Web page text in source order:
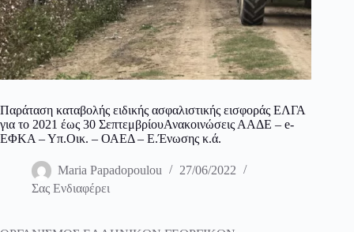
Παράταση καταβολής ειδικής ασφαλιστικής εισφοράς ΕΛΓΑ
για το 2021 έως 30 ΣεπτεμβρίουΑνακοινώσεις ΑΑΔΕ – e-
ΕΦΚΑ – Υπ.Οικ. – ΟΑΕΔ – Ε.Ένωσης κ.ά.
Maria Papadopoulou
27/06/2022
Σας Ενδιαφέρει